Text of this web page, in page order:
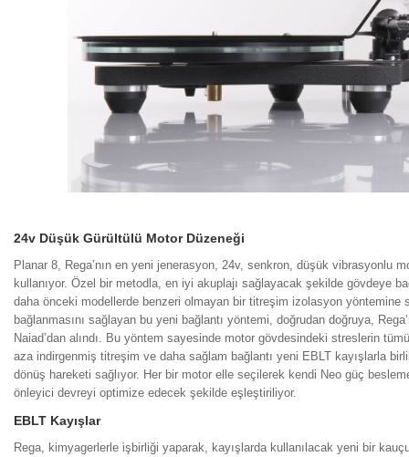
24v Düşük Gürültülü Motor Düzeneği
Planar 8, Rega’nın en yeni jenerasyon, 24v, senkron, düşük vibrasyonlu
kullanıyor. Özel bir metodla, en iyi akuplajı sağlayacak şekilde gövdeye
daha önceki modellerde benzeri olmayan bir titreşim izolasyon yöntemine
bağlanmasını sağlayan bu yeni bağlantı yöntemi, doğrudan doğruya,
Naiad’dan alındı. Bu yöntem sayesinde motor gövdesindeki streslerin
aza indirgenmiş titreşim ve daha sağlam bağlantı yeni EBLT kayışlarla
dönüş hareketi sağlıyor. Her bir motor elle seçilerek kendi Neo güç
önleyici devreyi optimize edecek şekilde eşleştiriliyor.
EBLT Kayışlar
Rega, kimyagerlerle işbirliği yaparak, kayışlarda kullanılacak yeni bir